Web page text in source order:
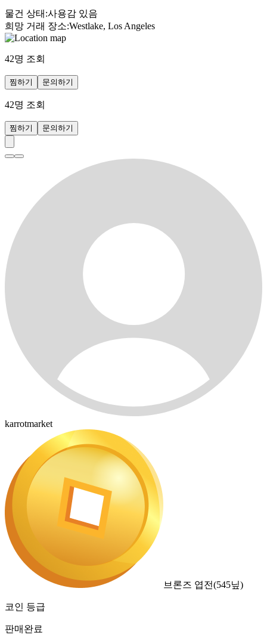
물건 상태 :사용감 있음
희망 거래 장소:Westlake, Los Angeles
42명 조회
찜하기 문의하기
42명 조회
찜하기 문의하기
karrotmarket
브론즈 엽전(545닢)
코인 등급
판매완료